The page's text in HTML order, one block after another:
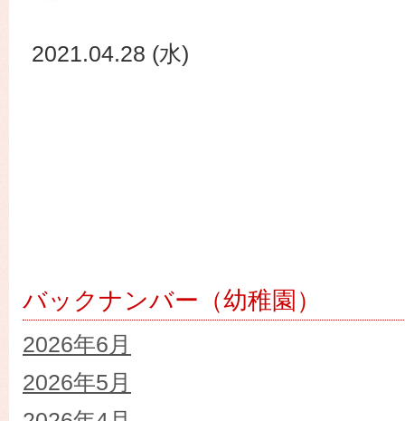
2021.04.28 (水)
バックナンバー（幼稚園）
2026年6月
2026年5月